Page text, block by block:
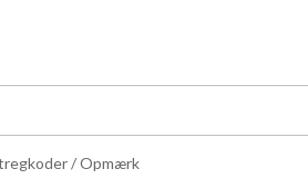
/ Opmærk